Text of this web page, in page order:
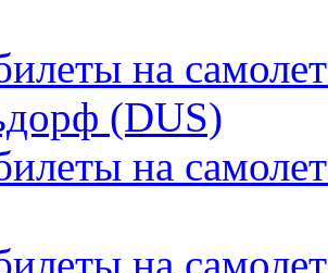
на
(DUS)
на
на